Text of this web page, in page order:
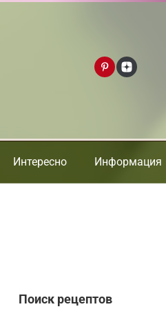
Интересно Информация
Поиск рецептов